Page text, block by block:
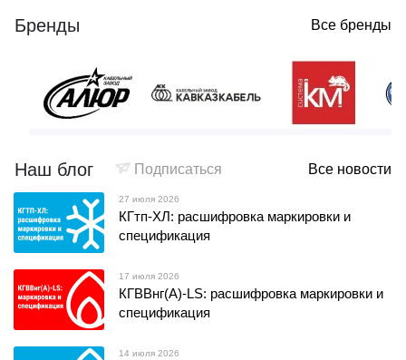
Бренды Все бренды
Наш блог Подписаться Все новости
27 июля 2026
КГтп-ХЛ: расшифровка маркировки и
спецификация
17 июля 2026
КГВВнг(А)-LS: расшифровка маркировки и
спецификация
14 июля 2026